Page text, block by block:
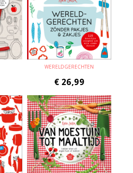
WERELDGERECHTEN
€ 26,99